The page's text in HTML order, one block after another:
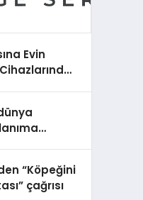
Evin
“Köpeğini
çağrısı